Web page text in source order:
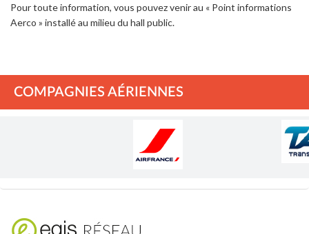
Pour toute information, vous pouvez venir au « Point informations
Aerco » installé au milieu du hall public.
COMPAGNIES AÉRIENNES